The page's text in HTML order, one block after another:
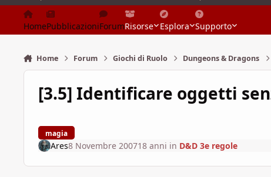
HomePubblicazioniForumRisorse Esplora Supporto
Home Forum Giochi di Ruolo Dungeons & Dragons
[3.5] Identificare oggetti
magia
Ares8 Novembre 200718 anni in D&D 3e regole